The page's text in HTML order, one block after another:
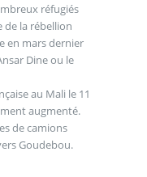
réfugiés
de la rébellion
en mars dernier
Dine ou le
au Mali le 11
augmenté.
de camions
Goudebou.